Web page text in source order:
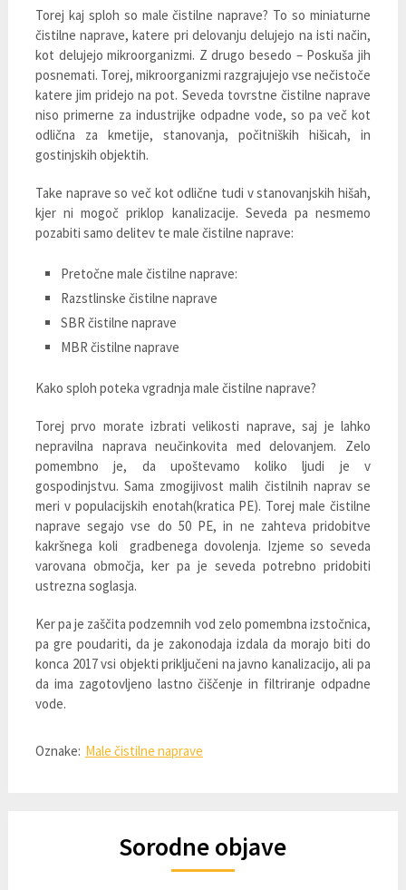
Torej kaj sploh so male čistilne naprave? To so miniaturne
čistilne naprave, katere pri delovanju delujejo na isti način,
kot delujejo mikroorganizmi. Z drugo besedo – Poskuša jih
posnemati. Torej, mikroorganizmi razgrajujejo vse nečistoče
katere jim pridejo na pot. Seveda tovrstne čistilne naprave
niso primerne za industrijke odpadne vode, so pa več kot
odlična za kmetije, stanovanja, počitniških hišicah, in
gostinjskih objektih.
Take naprave so več kot odlične tudi v stanovanjskih hišah,
kjer ni mogoč priklop kanalizacije. Seveda pa nesmemo
pozabiti samo delitev te male čistilne naprave:
Pretočne male čistilne naprave:
Razstlinske čistilne naprave
SBR čistilne naprave
MBR čistilne naprave
Kako sploh poteka vgradnja male čistilne naprave?
Torej prvo morate izbrati velikosti naprave, saj je lahko
nepravilna naprava neučinkovita med delovanjem. Zelo
pomembno je, da upoštevamo koliko ljudi je v
gospodinjstvu. Sama zmogijivost malih čistilnih naprav se
meri v populacijskih enotah(kratica PE). Torej male čistilne
naprave segajo vse do 50 PE, in ne zahteva pridobitve
kakršnega koli gradbenega dovolenja. Izjeme so seveda
varovana območja, ker pa je seveda potrebno pridobiti
ustrezna soglasja.
Ker pa je zaščita podzemnih vod zelo pomembna izstočnica,
pa gre poudariti, da je zakonodaja izdala da morajo biti do
konca 2017 vsi objekti priključeni na javno kanalizacijo, ali pa
da ima zagotovljeno lastno čiščenje in filtriranje odpadne
vode.
Oznake: Male čistilne naprave
Sorodne objave